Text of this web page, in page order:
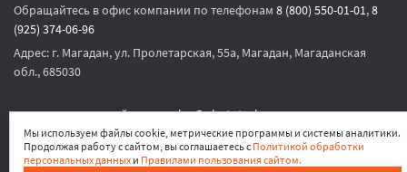
Обращайтесь в офис компании по телефонам 8 (800) 550-01-01,8
(925) 374-06-96
Адрес: г. Магадан, ул. Пролетарская, 55а, Магадан, Магаданская
обл., 685030
или по электронной почтеsales@phototech.ru
Политика конфиденциальности,Согласие на обработку
Мы используем файлы cookie, метрические программы и системы аналитики.
Продолжая работу с сайтом, вы соглашаетесь с Политикой обработки
персональных данных и Правилами пользования сайтом.